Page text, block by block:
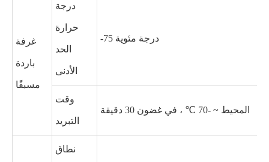
غرفة
باردة
مسبقًا
درجة
حرارة
الحد
الأدنى
-75 درجة مئوية
وقت
التبريد
المحيط ~ -70 ℃ ، في غضون 30 دقيقة
نطاق